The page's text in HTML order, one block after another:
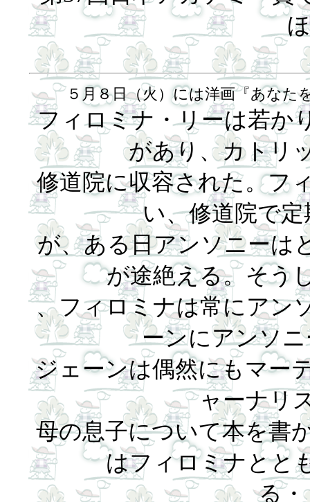
５月８日（火）には洋画『あな
フィロミナ・リーは若か
があり、カトリ
修道院に収容された。フ
い、修道院で
が、ある日アンソニーは
が途絶える。そう
、フィロミナは常にアン
ーンにアンソ
ジェーンは偶然にもマー
ャーナリ
母の息子について本を書
はフィロミナとと
る